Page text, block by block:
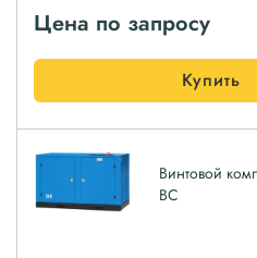
Цена по запросу
Купить
Винтовой
ВС